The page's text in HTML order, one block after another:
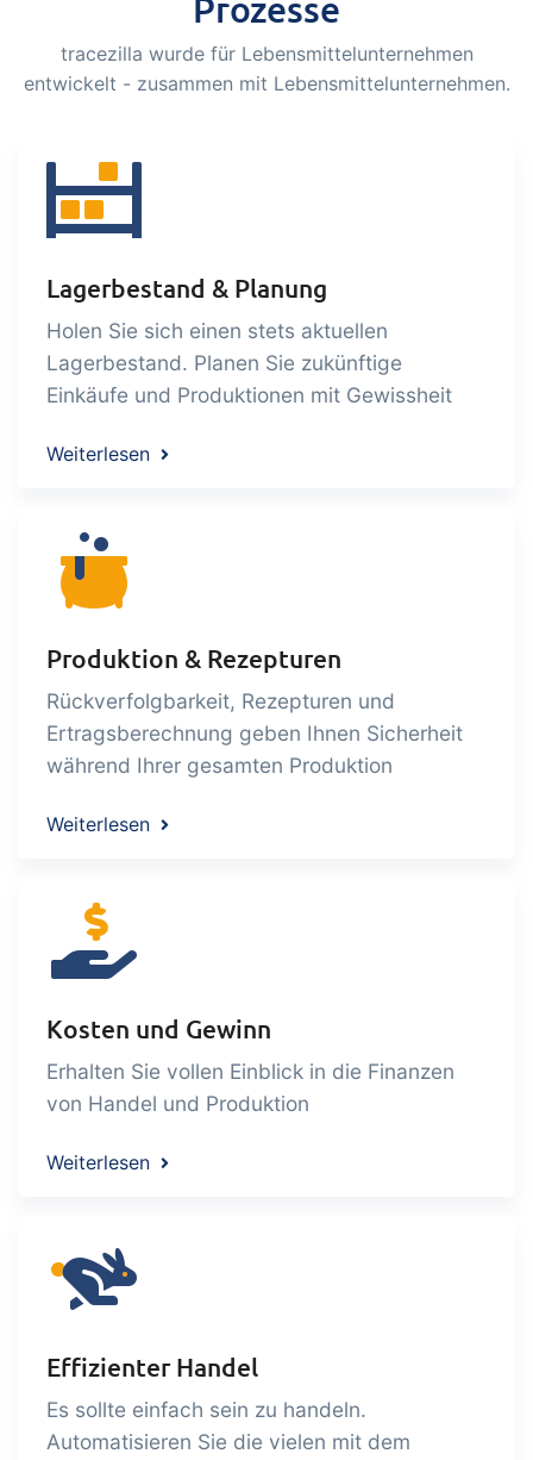
Zertifikate &
Nachhaltigkeit
Lebensmittelunternehmen zu führen
B2B Commerce can function as a seller
portal, supplier portal or B2B webshop
for your customers
Add-on
Tasks & Controls
Get acceptance control, temperature
management
Power Pack
Create your own custom setup of
documents and labels, page views,
data extraction, reports and
embedded dashboards!
Add-on
Connect
Connect provides lots of options for
the exchange of files and data between
tracezilla wurde für Lebensmittelunternehmen
entwickelt - zusammen mit Lebensmittelunternehmen.
Lagerbestand & Planung
Holen Sie sich einen stets aktuellen
Lagerbestand. Planen Sie zukünftige
Einkäufe und Produktionen mit Gewissheit
Weiterlesen
Produktion & Rezepturen
Rückverfolgbarkeit, Rezepturen und
Ertragsberechnung geben Ihnen Sicherheit
während Ihrer gesamten Produktion
Weiterlesen
Kosten und Gewinn
Erhalten Sie vollen Einblick in die Finanzen
von Handel und Produktion
Weiterlesen
Effizienter Handel
Es sollte einfach sein zu handeln.
Automatisieren Sie die vielen mit dem